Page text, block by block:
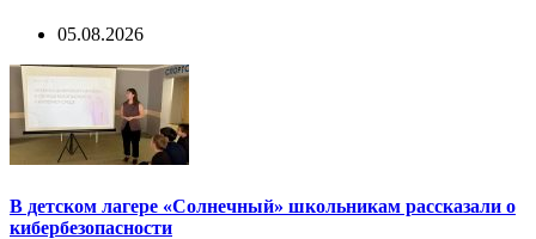
05.08.2026
В детском лагере «Солнечный» школьникам рассказали о
кибербезопасности